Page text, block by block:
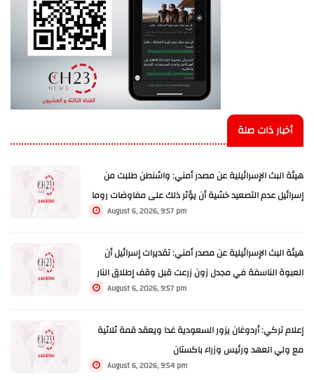
أخبار ذات صلة
هيئة البث الإسرائيلية عن مصدر أمني: واشنطن طلبت من
إسرائيل عدم التصعيد خشية أن يؤثر ذلك على مفاوضات روما
August 6, 2026, 9:57 pm
هيئة البث الإسرائيلية عن مصدر أمني: تقديرات إسرائيل أن
العبوة الناسفة في مجدل زون زرعت قبل وقف إطلاق النار
August 6, 2026, 9:57 pm
إعلام تركي: أردوغان يزور السعودية غدا ويعقد قمة ثلاثية
مع ولي العهد ورئيس وزراء باكستان
August 6, 2026, 9:54 pm